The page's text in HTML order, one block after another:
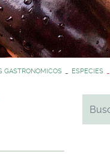
GASTRONOMICOS ESPECIES